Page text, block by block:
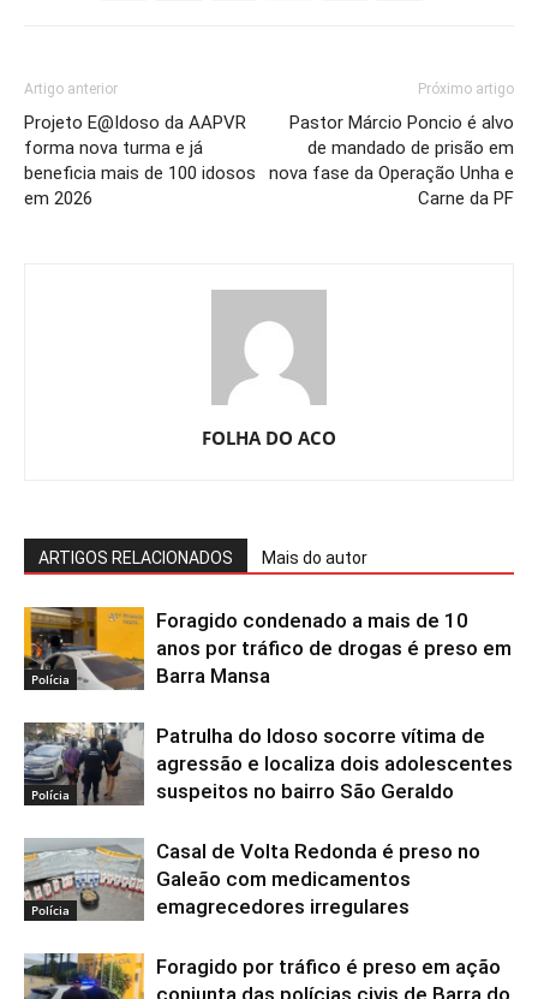
Artigo anterior
Projeto E@Idoso da AAPVR
forma nova turma e já
beneficia mais de 100 idosos
em 2026
Próximo artigo
Pastor Márcio Poncio é alvo
de mandado de prisão em
nova fase da Operação Unha e
Carne da PF
FOLHA DO ACO
ARTIGOS RELACIONADOS Mais do autor
Polícia
Foragido condenado a mais de 10
anos por tráfico de drogas é preso em
Barra Mansa
Polícia
Patrulha do Idoso socorre vítima de
agressão e localiza dois adolescentes
suspeitos no bairro São Geraldo
Polícia
Casal de Volta Redonda é preso no
Galeão com medicamentos
emagrecedores irregulares
Foragido por tráfico é preso em ação